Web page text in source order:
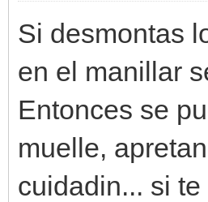
Si desmontas
en el manillar
Entonces se
muelle,
cuidadin... si